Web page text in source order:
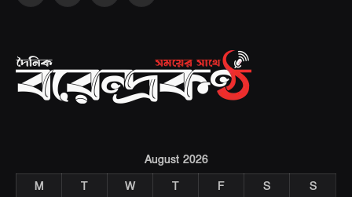
August 2026
M
T W T F S S